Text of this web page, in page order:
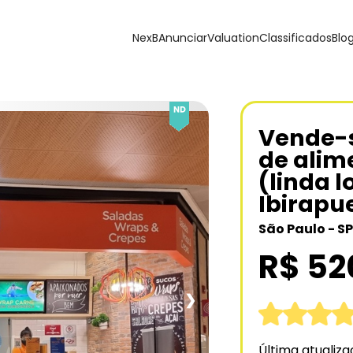
NexBAnunciarValuationClassificados
❯
de
(linda
São Paulo - SP
R$